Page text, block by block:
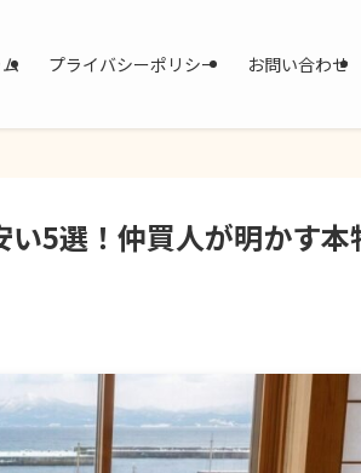
プライバシーポリシー お問い合わせ
い5選！仲買人が明かす本